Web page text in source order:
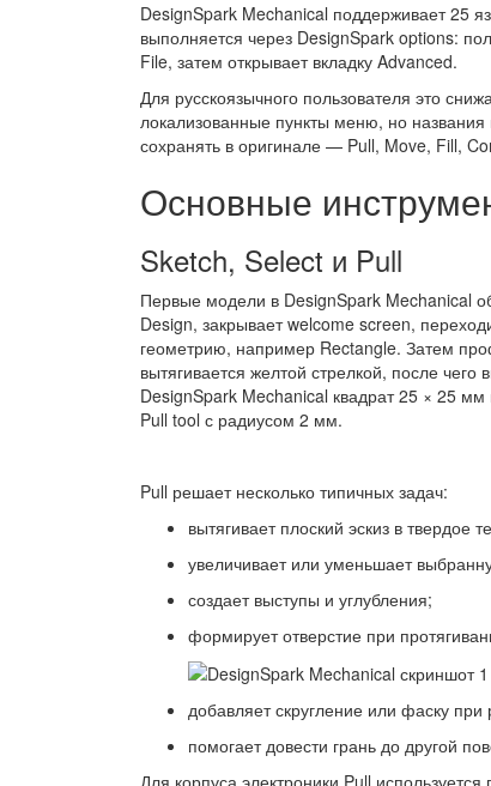
DesignSpark Mechanical поддерживает 25
выполняется через DesignSpark options:
File, затем открывает вкладку Advanced.
Для русскоязычного пользователя это
локализованные пункты меню, но
сохранять в оригинале — Pull, Move, Fill,
Основные
Sketch, Select и Pull
Первые модели в DesignSpark Mechanical
Design, закрывает welcome screen,
геометрию, например Rectangle. Затем
вытягивается желтой стрелкой, после
DesignSpark Mechanical квадрат 25 × 25 мм
Pull tool с радиусом 2 мм.
Pull решает несколько типичных задач:
вытягивает плоский эскиз в твердое
увеличивает или уменьшает
создает выступы и углубления;
формирует отверстие при
добавляет скругление или фаску
помогает довести грань до другой